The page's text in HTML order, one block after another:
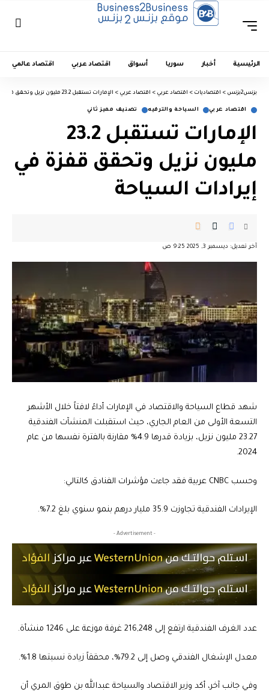
الرئيسية أخبار سوريا أسواق اقتصاد عربي اقتصاد عالمي
بزنس2بزنس > اقتصاديات > اقتصاد عربي > اقتصاد عربي > الإمارات تستقبل 23.2 مليون نزيل وتحقق قفزة في إيرادات السياحة
اقتصاد عربي السياحة والترفيه تصنيف مميز ثاني
الإمارات تستقبل 23.2
مليون نزيل وتحقق قفزة في
إيرادات السياحة
آخر تعديل: ديسمبر 3, 2025 9:25 ص
شهد قطاع السياحة والاقتصاد في الإمارات أداءً لافتاً خلال الأشهر
التسعة الأولى من العام الجاري، حيث استقبلت المنشآت الفندقية
23.27 مليون نزيل، بزيادة قدرها 4.9% مقارنة بالفترة نفسها من عام
2024.
وحسب CNBC عربية فقد جاءت مؤشرات الفنادق كالتالي:
الإيرادات الفندقية تجاوزت 35.9 مليار درهم بنمو سنوي بلغ 7.2%.
- Advertisement -
عدد الغرف الفندقية ارتفع إلى 216,248 غرفة موزعة على 1246 منشأة.
معدل الإشغال الفندقي وصل إلى 79.2%، محققاً زيادة نسبتها 1.8%.
وفي جانب آخر، أكد وزير الاقتصاد والسياحة عبدالله بن طوق المري أن